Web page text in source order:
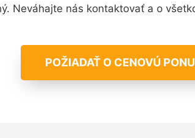
Neváhajte nás kontaktovať a o
POŽIADAŤ O CENOVÚ